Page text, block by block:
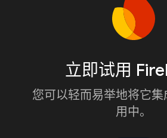
立即试用
您可以轻而易举地将它
用中。